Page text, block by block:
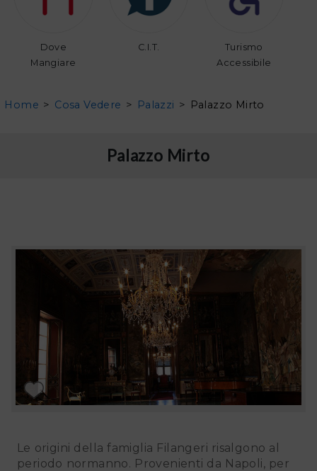
Dove
Mangiare
C.I.T.
Turismo
Accessibile
Home > Cosa Vedere > Palazzi > Palazzo Mirto
Palazzo Mirto
Le origini della famiglia Filangeri risalgono al
periodo normanno. Provenienti da Napoli, per